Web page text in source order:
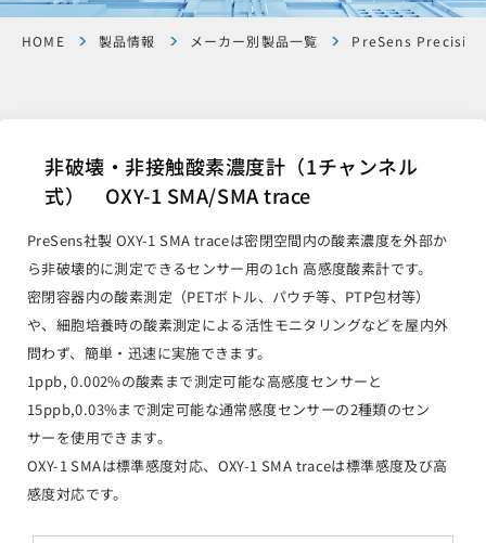
HOME 製品情報 メーカー別製品一覧 PreSens
非破壊・非接触酸素濃度計（1チャンネル
式） OXY-1 SMA/SMA trace
PreSens社製 OXY-1 SMA traceは密閉空間内の酸素濃度を外部か
ら非破壊的に測定できるセンサー用の1ch 高感度酸素計です。
密閉容器内の酸素測定（PETボトル、パウチ等、PTP包材等）
や、細胞培養時の酸素測定による活性モニタリングなどを屋内外
問わず、簡単・迅速に実施できます。
1ppb, 0.002%の酸素まで測定可能な高感度センサーと
15ppb,0.03%まで測定可能な通常感度センサーの2種類のセン
サーを使用できます。
OXY-1 SMAは標準感度対応、OXY-1 SMA traceは標準感度及び高
感度対応です。